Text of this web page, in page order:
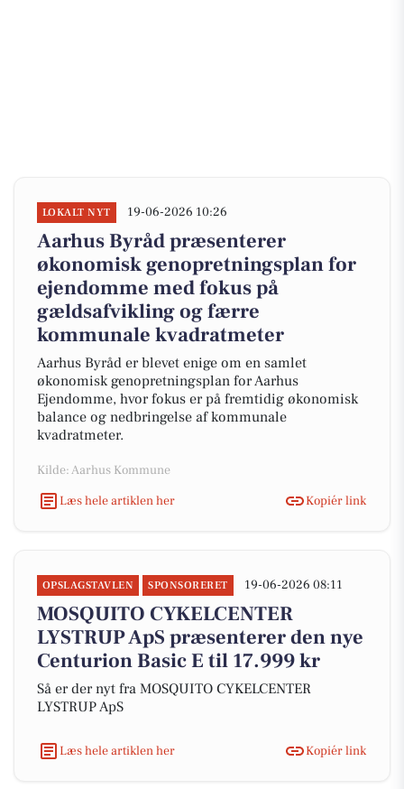
LOKALT NYT 19-06-2026 10:26
Aarhus Byråd præsenterer
økonomisk genopretningsplan for
ejendomme med fokus på
gældsafvikling og færre
kommunale kvadratmeter
Aarhus Byråd er blevet enige om en samlet
økonomisk genopretningsplan for Aarhus
Ejendomme, hvor fokus er på fremtidig økonomisk
balance og nedbringelse af kommunale
kvadratmeter.
Kilde: Aarhus Kommune
Læs hele artiklen her
Kopiér link
OPSLAGSTAVLEN SPONSORERET 19-06-2026 08:11
MOSQUITO CYKELCENTER
LYSTRUP ApS præsenterer den nye
Centurion Basic E til 17.999 kr
Så er der nyt fra MOSQUITO CYKELCENTER
LYSTRUP ApS
Læs hele artiklen her Kopiér link